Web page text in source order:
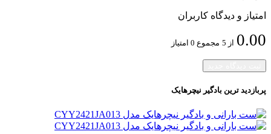
امتیاز و دیدگاه کاربران
0.00 از 5 مجموع 0 امتیاز
پربازدید ترین بادگیر نیچرهایک